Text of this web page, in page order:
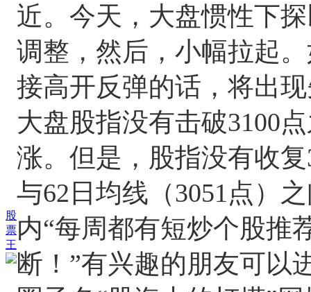
股
票
王
近。今天，大盘惯性下
调整，然后，小幅拉起
接高开反弹的话，将出
大盘股指没有击破3100
涨。但是，股指没有收
与62日均线（3051点）
内“每周都有短炒个股推
断！”有兴趣的朋友可以